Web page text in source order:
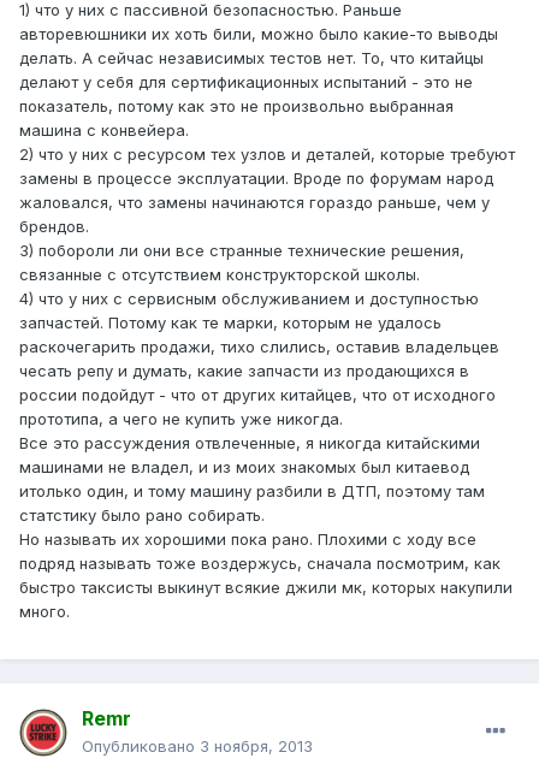
1) что у них с пассивной безопасностью. Раньше
авторевюшники их хоть били, можно было какие-то выводы
делать. А сейчас независимых тестов нет. То, что китайцы
делают у себя для сертификационных испытаний - это не
показатель, потому как это не произвольно выбранная
машина с конвейера.
2) что у них с ресурсом тех узлов и деталей, которые требуют
замены в процессе эксплуатации. Вроде по форумам народ
жаловался, что замены начинаются гораздо раньше, чем у
брендов.
3) побороли ли они все странные технические решения,
связанные с отсутствием конструкторской школы.
4) что у них с сервисным обслуживанием и доступностью
запчастей. Потому как те марки, которым не удалось
раскочегарить продажи, тихо слились, оставив владельцев
чесать репу и думать, какие запчасти из продающихся в
россии подойдут - что от других китайцев, что от исходного
прототипа, а чего не купить уже никогда.
Все это рассуждения отвлеченные, я никогда китайскими
машинами не владел, и из моих знакомых был китаевод
итолько один, и тому машину разбили в ДТП, поэтому там
статстику было рано собирать.
Но называть их хорошими пока рано. Плохими с ходу все
подряд называть тоже воздержусь, сначала посмотрим, как
быстро таксисты выкинут всякие джили мк, которых накупили
много.
Remr
Опубликовано 3 ноября, 2013